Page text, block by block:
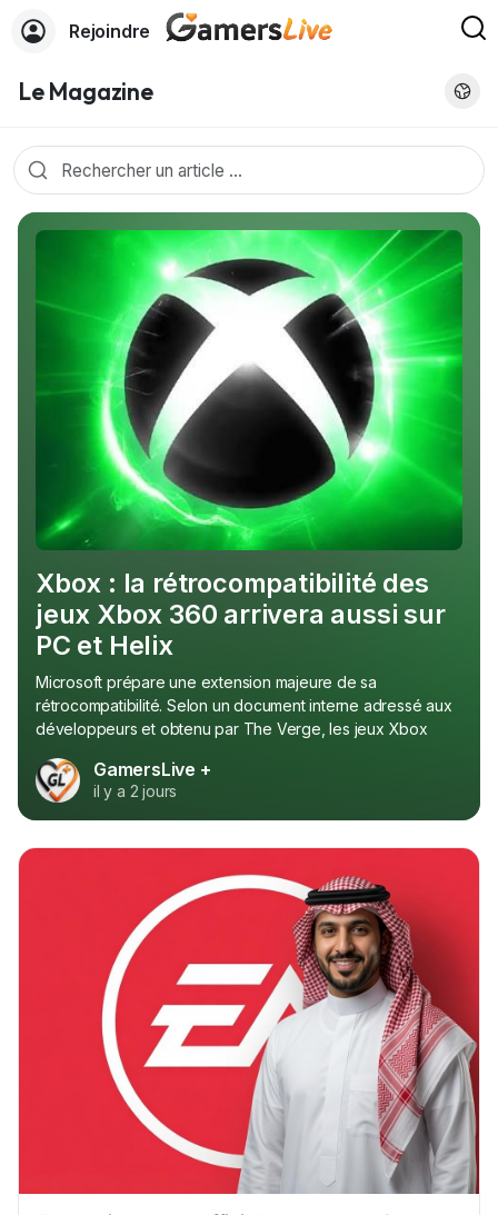
Rejoindre
Le Magazine
Xbox : la rétrocompatibilité des
jeux Xbox 360 arrivera aussi sur
PC et Helix
Microsoft prépare une extension majeure de sa
rétrocompatibilité. Selon un document interne adressé aux
développeurs et obtenu par The Verge, les jeux Xbox
GamersLive +
il y a 2 jours